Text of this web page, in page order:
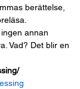
berättelse,
annan
Vad? Det blir en